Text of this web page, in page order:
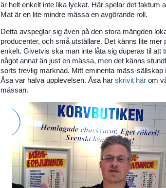
är helt enkelt inte lika lyckat. Här spelar det faktum
Mat är en lite mindre mässa en avgörande roll.
Detta avspeglar sig även på den stora mängden
producenter, och små utställare. Det känns lite mer
enkelt. Givetvis ska man inte låta sig duperas til att
något annat än just en mässa, men det känns
sorts trevlig marknad. Mitt eminenta mäss-sällskap
Åsa var halva upplevelsen. Åsa har skrivit här om
mässan.